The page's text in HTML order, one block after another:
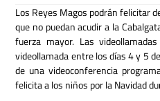
Los Reyes Magos podrán felicitar
que no puedan acudir a la
fuerza mayor.Las
videollamada entre los días 4 y 5
de una videoconferencia
felicita a los niños por la Navidad